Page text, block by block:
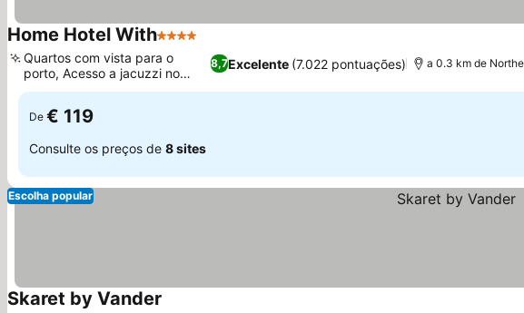
Home Hotel With4 Estrelas
8,7Excelente (7.022 pontuações)
Quartos com vista para o
porto, Acesso a jacuzzi no
terraço
a 0.3 km de
De € 119
Consulte os preços de 8 sites
Escolha popular
Skaret by Vander